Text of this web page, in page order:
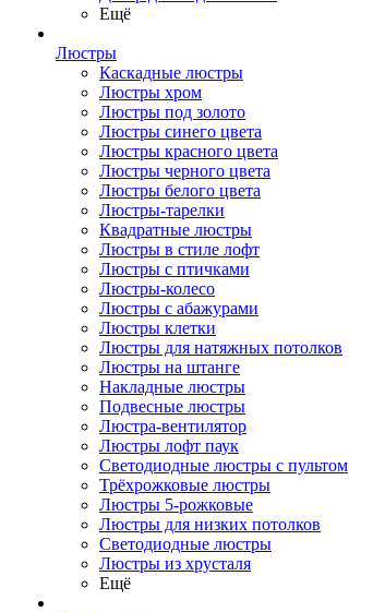
Ещё
Люстры
Каскадные люстры
Люстры хром
Люстры под золото
Люстры синего цвета
Люстры красного цвета
Люстры черного цвета
Люстры белого цвета
Люстры-тарелки
Квадратные люстры
Люстры в стиле лофт
Люстры с птичками
Люстры-колесо
Люстры с абажурами
Люстры клетки
Люстры для натяжных потолков
Люстры на штанге
Накладные люстры
Подвесные люстры
Люстра-вентилятор
Люстры лофт паук
Светодиодные люстры с пультом
Трёхрожковые люстры
Люстры 5-рожковые
Люстры для низких потолков
Cветодиодные люстры
Люстры из хрусталя
Ещё